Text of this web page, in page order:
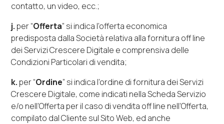
contatto, un video, ecc.;
j. per “Offerta” si indica l’offerta economica
predisposta dalla Società relativa alla fornitura off line
dei Servizi Crescere Digitale e comprensiva delle
Condizioni Particolari di vendita;
k. per “Ordine” si indica l’ordine di fornitura dei Servizi
Crescere Digitale, come indicati nella Scheda Servizio
e/o nell’Offerta per il caso di vendita off line nell’Offerta,
compilato dal Cliente sul Sito Web, ed anche